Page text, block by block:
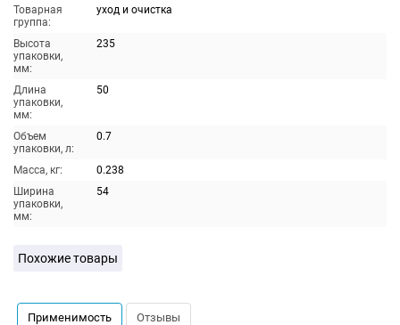
Товарная
группа:
уход и очистка
Высота
упаковки,
мм:
235
Длина
упаковки,
мм:
50
Объем
упаковки, л:
0.7
Масса, кг:
0.238
Ширина
упаковки,
мм:
54
Похожие товары
Применимость Отзывы